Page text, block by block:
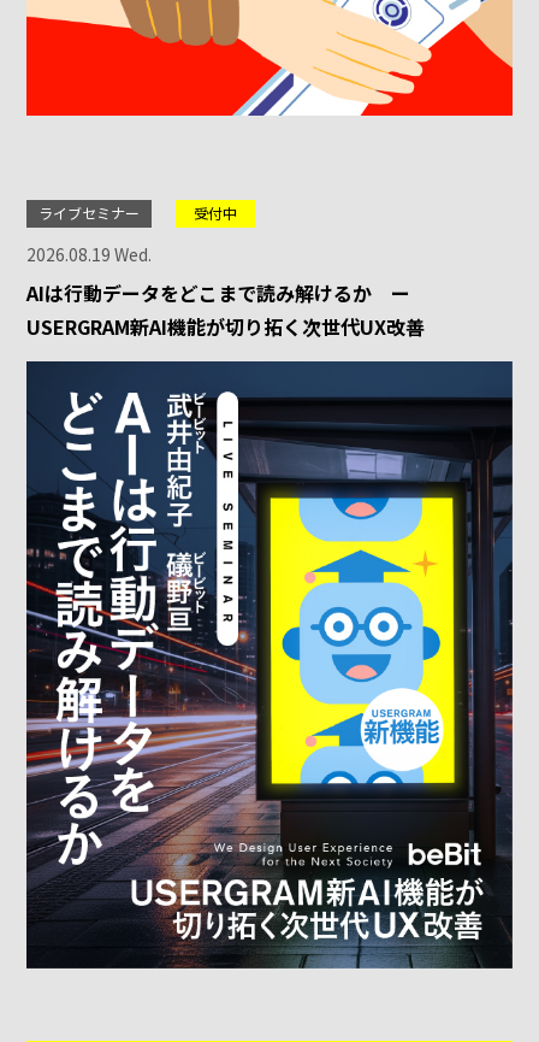
ライブセミナー 受付中
2026.08.19 Wed.
AIは行動データをどこまで読み解けるか ー
USERGRAM新AI機能が切り拓く次世代UX改善